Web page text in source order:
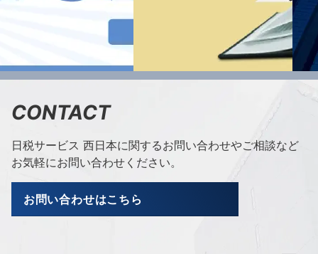
CONTACT
日税サービス 西日本に関するお問い合わせやご相談など
お気軽にお問い合わせください。
お問い合わせはこちら